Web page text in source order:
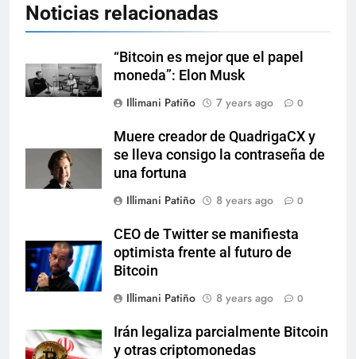
Noticias relacionadas
“Bitcoin es mejor que el papel
moneda”: Elon Musk
Illimani Patiño
7 years ago 0
Muere creador de QuadrigaCX y
se lleva consigo la contraseña de
una fortuna
Illimani Patiño
8 years ago 0
CEO de Twitter se manifiesta
optimista frente al futuro de
Bitcoin
Illimani Patiño
8 years ago 0
Irán legaliza parcialmente Bitcoin
y otras criptomonedas